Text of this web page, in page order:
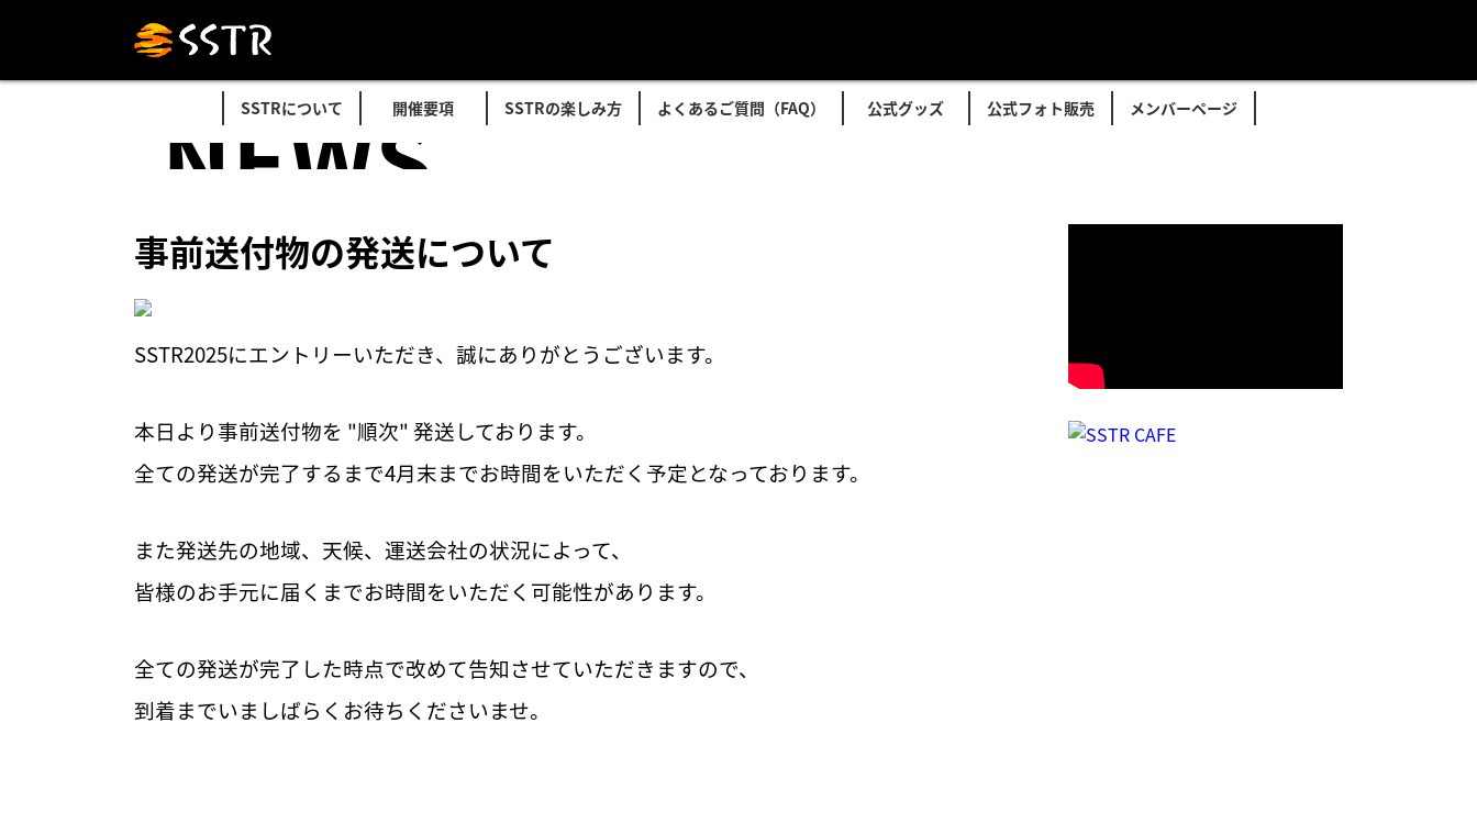
SSTRについて 開催要項 SSTRの楽しみ方 よくあるご質問（FAQ） 公式グッズ 公式フォト販売 メンバーページ
NEWS
事前送付物の発送について
SSTR2025にエントリーいただき、誠にありがとうございます。
本日より事前送付物を "順次" 発送しております。
全ての発送が完了するまで4月末までお時間をいただく予定となっております。
また発送先の地域、天候、運送会社の状況によって、
皆様のお手元に届くまでお時間をいただく可能性があります。
全ての発送が完了した時点で改めて告知させていただきますので、
到着までいましばらくお待ちくださいませ。